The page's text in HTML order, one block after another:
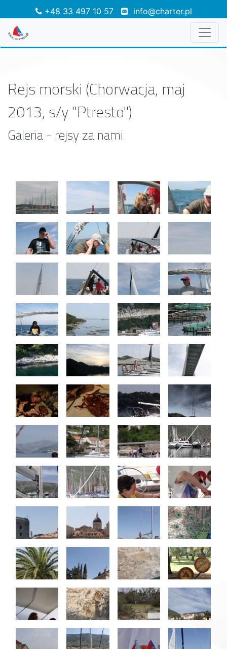
+48 33 497 10 57 info@charter.pl
Rejs morski (Chorwacja, maj
2013, s/y "Ptresto")
Galeria - rejsy za nami